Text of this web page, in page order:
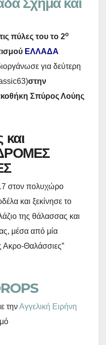
πύλες του το 2ο
ΕΛΛΑΔΑ
για δεύτερη
στην
Σπύρος Λούης
και
στον πολυχώρο
και ξεκίνησε το
της θάλασσας και
μέσα από μία
Ακρο-Θαλάσσιες”
τηνΑγγελική Ειρήνη